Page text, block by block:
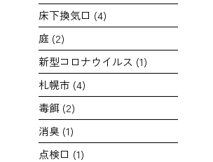
床下換気口 (4)
庭 (2)
新型コロナウイルス (1)
札幌市 (4)
毒餌 (2)
消臭 (1)
点検口 (1)